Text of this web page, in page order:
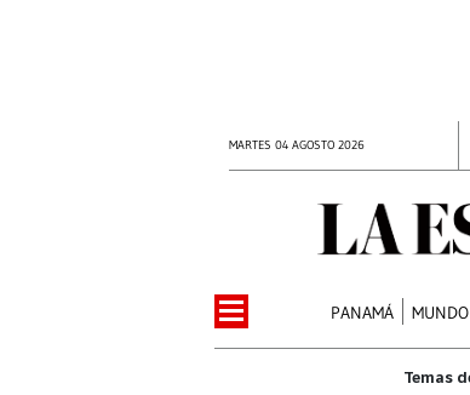
MARTES 04 AGOSTO 2026
PANAMÁ MUNDO